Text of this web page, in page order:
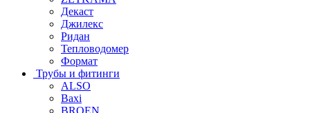
Декаст
Джилекс
Ридан
Тепловодомер
Формат
Трубы и фитинги
ALSO
Baxi
BROEN